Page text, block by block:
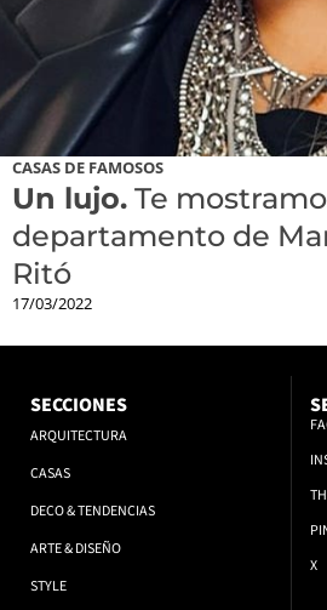
CASAS DE FAMOSOS
Un lujo. Te
departamento de
Ritó
17/03/2022
SECCIONES
ARQUITECTURA
CASAS
DECO & TENDENCIAS
ARTE & DISEÑO
STYLE
X